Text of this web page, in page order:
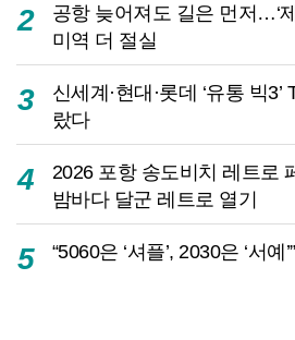
2
공항 늦어져도 길은 먼저…‘
미역 더 절실
3
신세계·현대·롯데 ‘유통 빅
랐다
4
2026 포항 송도비치 레트로
밤바다 달군 레트로 열기
5 “5060은 ‘셔플’, 2030은 ‘서